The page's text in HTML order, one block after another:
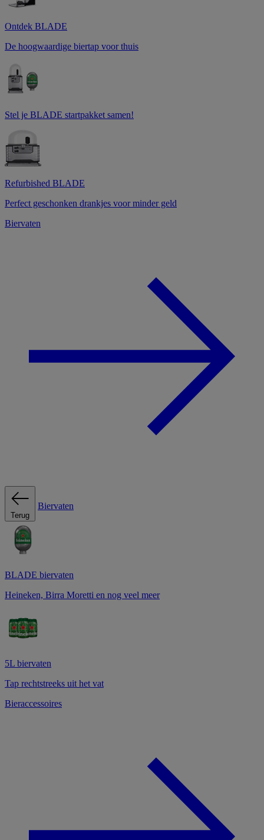
Ontdek BLADE
De hoogwaardige biertap voor thuis
Stel je BLADE startpakket samen!
Refurbished BLADE
Perfect geschonken drankjes voor minder geld
Biervaten
Terug
Biervaten
BLADE biervaten
Heineken, Birra Moretti en nog veel meer
5L biervaten
Tap rechtstreeks uit het vat
Bieraccessoires